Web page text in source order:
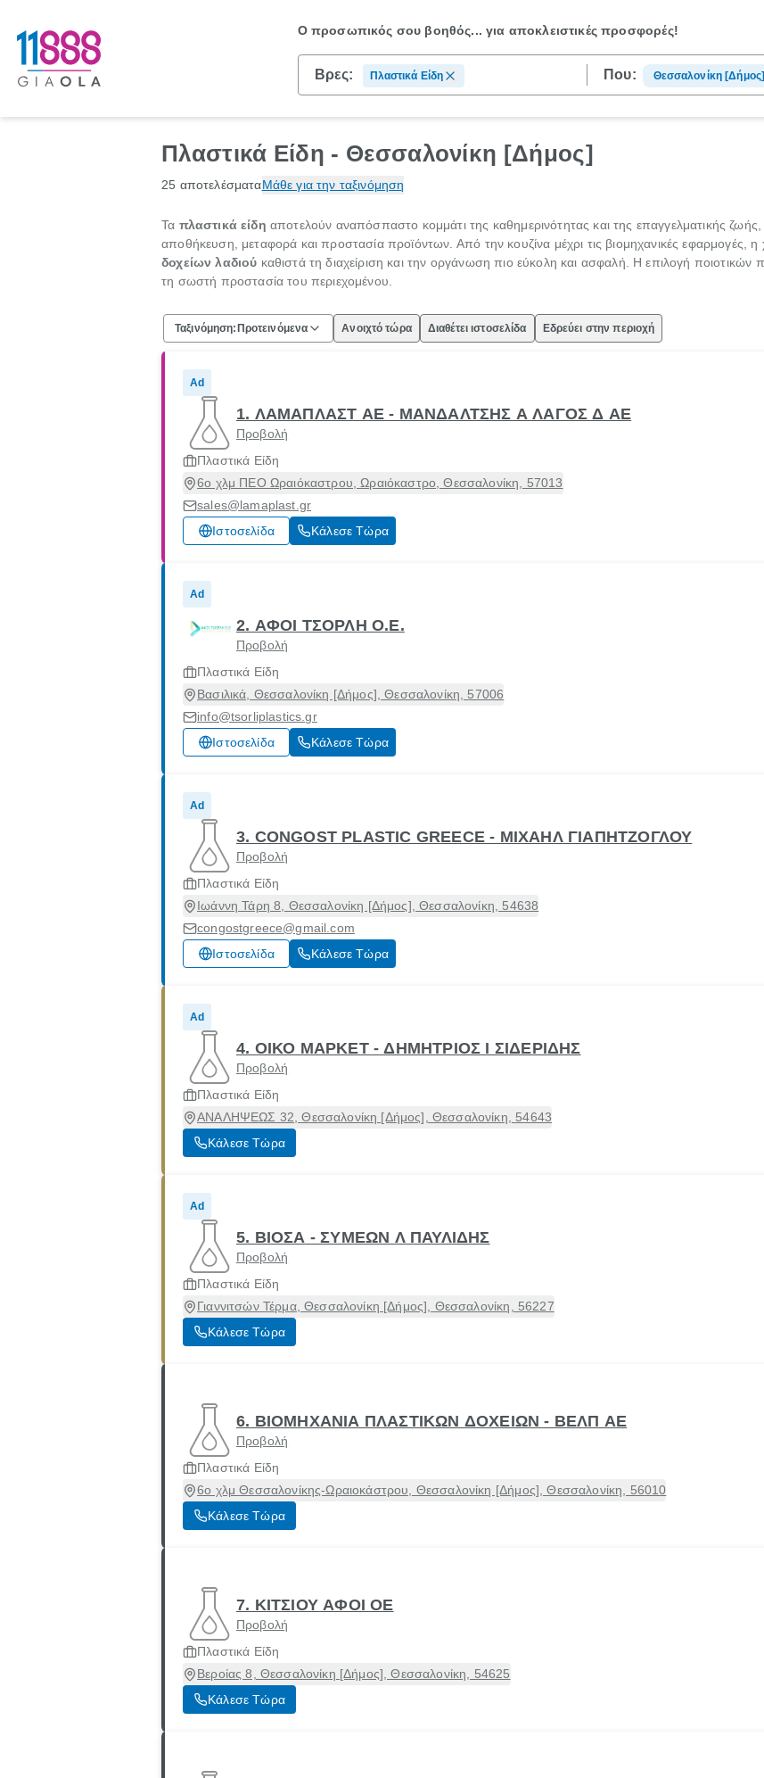
Ο προσωπικός σου βοηθός...για αποκλειστικές προσφορές!
Βρες: Πλαστικά Είδη Που: Θεσσαλονίκη [Δήμος]
Πλαστικά Είδη - Θεσσαλονίκη [Δήμος]
25 αποτελέσματαΜάθε για την ταξινόμηση
Τα πλαστικά είδη αποτελούν αναπόσπαστο κομμάτι της καθημερινότητας και της επαγγελματικής
αποθήκευση, μεταφορά και προστασία προϊόντων. Από την κουζίνα μέχρι τις βιομηχανικές εφαρμογές, η
δοχείων λαδιού καθιστά τη διαχείριση και την οργάνωση πιο εύκολη και ασφαλή. Η επιλογή ποιοτικών
τη σωστή προστασία του περιεχομένου.
Ταξινόμηση: Προτεινόμενα Ανοιχτό τώρα Διαθέτει ιστοσελίδα Εδρεύει στην περιοχή
Ad
1. ΛΑΜΑΠΛΑΣΤ ΑΕ - ΜΑΝΔΑΛΤΣΗΣ Α ΛΑΓΟΣ Δ ΑΕ
Προβολή
Πλαστικά Είδη
6ο χλμ ΠΕΟ Ωραιόκαστρου, Ωραιόκαστρο, Θεσσαλονίκη, 57013
sales@lamaplast.gr
Ιστοσελίδα
Κάλεσε Τώρα
Ad
2. ΑΦΟΙ ΤΣΟΡΛΗ Ο.Ε.
Προβολή
Πλαστικά Είδη
Βασιλικά, Θεσσαλονίκη [Δήμος], Θεσσαλονίκη, 57006
info@tsorliplastics.gr
Ιστοσελίδα
Κάλεσε Τώρα
Ad
3. CONGOST PLASTIC GREECE - ΜΙΧΑΗΛ ΓΙΑΠΗΤΖΟΓΛΟΥ
Προβολή
Πλαστικά Είδη
Ιωάννη Τάρη 8, Θεσσαλονίκη [Δήμος], Θεσσαλονίκη, 54638
congostgreece@gmail.com
Ιστοσελίδα
Κάλεσε Τώρα
Ad
4. ΟΙΚΟ ΜΑΡΚΕΤ - ΔΗΜΗΤΡΙΟΣ Ι ΣΙΔΕΡΙΔΗΣ
Προβολή
Πλαστικά Είδη
ΑΝΑΛΗΨΕΩΣ 32, Θεσσαλονίκη [Δήμος], Θεσσαλονίκη, 54643
Κάλεσε Τώρα
Ad
5. ΒΙΟΣΑ - ΣΥΜΕΩΝ Λ ΠΑΥΛΙΔΗΣ
Προβολή
Πλαστικά Είδη
Γιαννιτσών Τέρμα, Θεσσαλονίκη [Δήμος], Θεσσαλονίκη, 56227
Κάλεσε Τώρα
6. ΒΙΟΜΗΧΑΝΙΑ ΠΛΑΣΤΙΚΩΝ ΔΟΧΕΙΩΝ - ΒΕΛΠ ΑΕ
Προβολή
Πλαστικά Είδη
6ο χλμ Θεσσαλονίκης-Ωραιοκάστρου, Θεσσαλονίκη [Δήμος], Θεσσαλονίκη, 56010
Κάλεσε Τώρα
7. ΚΙΤΣΙΟΥ ΑΦΟΙ ΟΕ
Προβολή
Πλαστικά Είδη
Βεροίας 8, Θεσσαλονίκη [Δήμος], Θεσσαλονίκη, 54625
Κάλεσε Τώρα